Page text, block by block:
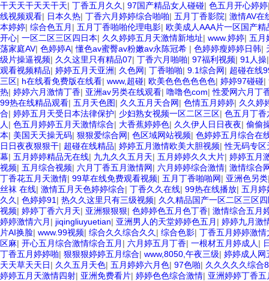
干天天干天天干天| 丁香五月久久 | 97国产精品女人碰碰| 色五月开心婷婷
线视频观看| 日本久热| 丁香六月婷婷综合啪啪| 五月丁香影院| 激情AV在
本婷婷| 综合色五月 | 五月丁香啪啪伦理电影| 欧美成人AAA片一区国产精
开心| 一区二区三区四日本| 久久婷婷五月天激情新地址| www.婷婷| 五月
荡家庭AV| 色婷婷A|懂色av蜜臀av粉嫩av永陈冠希 | 色婷婷瘦婷婷日韩|
级片操逼视频| 久久这里只有精品07| 丁香六月啪啪| 97福利视频| 91人操
观看视频精品| 婷婷五月天亚洲| 久色网| 丁香啪啪| 9.1综合网| 超碰在线
三区| h在线看免费版在线看| www,超碰| 欧美色色色色色色| 婷婷97碰碰|
热| 婷婷六月激情丁香| 亚洲av另类在线观看| 噜噜色com|性爱网六月丁
99热在线精品观看| 五月天色图| 久久五月天合网| 色情五月婷婷| 久久婷
合| 婷婷五月天受日本法律保护| 少妇熟女视频一区二区三区| 色五月丁香
人 | 色五月婷婷五月天激情综合| 大香蕉婷婷色| 久久伊人日日夜夜| 偷偷
本| 美国天天操无码| 狠狠爱综合网| 色区域网站视频| 色婷婷五月综合在
日日夜夜狠狠干| 超碰在线精品| 婷婷五月激情欧美大胆视频|性无码专区
幕| 五月婷婷精品无在线| 九九久久五月天| 五月婷婷久久大片| 婷婷五月
视频| 五月综合视频| 六月丁香五月激情网| 六月婷婷综合激情| 激情综合
丁香花五月天激情| 99草在线免费观看视频| 五月丁香啪啪网| 亚洲色另类
丝袜 在线| 激情五月天色婷婷综合| 丁香久久在线| 99热在线播放| 五月婷
久久 | 色婷婷91 | 热久久这里只有三级视频| 久久精品国产一区二区三区
视频| 婷婷丁香六月天| 亚洲狠狠狠| 色婷婷色五月色丁香| 激情综合五月
婷婷激情六月 | jiqingliuyuetian| 亚洲男人的天堂婷婷色五月 | 婷婷九月激
片AI换脸| www.99视频| 综合久久综合久久 | 综合色影| 丁香五月婷婷激情
区麻| 开心五月综合激情综合五月 | 六月婷五月丁香| 一根材五月婷成人 |
丁香五月婷婷啪| 狠狠狠婷婷五月综合| www,8050,午夜三级| 婷婷成人网
天天草天天日| 久久五月天色| 五月婷婷六月色| 97色啪| 久久久久久综合
婷婷五月天激情四射| 亚洲免费看片| 婷婷色色综合激情| 亚洲婷婷丁香五